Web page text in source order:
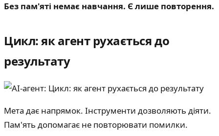
Без пам'яті немає навчання. Є лише повторення.
Цикл: як агент рухається до
результату
Мета дає напрямок. Інструменти дозволяють діяти.
Пам'ять допомагає не повторювати помилки.